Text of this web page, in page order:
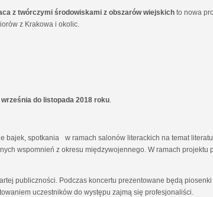
z twórczymi środowiskami z obszarów wiejskich to nowa
z Krakowa i okolic.
września do listopada 2018 roku
bajek, spotkania w ramach salonów literackich na temat
wspomnień z okresu międzywojennego. W ramach projektu
publiczności. Podczas koncertu prezentowane będą
uczestników do występu zajmą się profesjonaliści.